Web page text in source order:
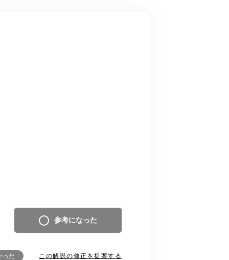
参考になった
った この解説の修正を提案する